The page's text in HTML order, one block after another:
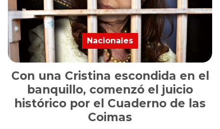
Con una Cristina escondida en el
banquillo, comenzó el juicio
histórico por el Cuaderno de las
Coimas
Nacionales